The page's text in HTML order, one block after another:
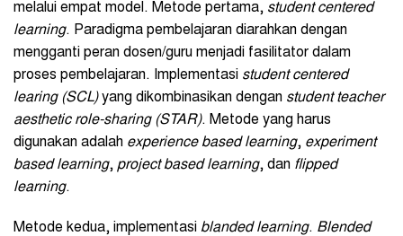
melalui empat model. Metode pertama, studentcentered
learning. Paradigma pembelajaran diarahkan dengan
mengganti peran dosen/guru menjadi fasilitator dalam
proses pembelajaran. Implementasi student centered
learing (SCL)yang dikombinasikan dengan student teacher
aesthetic role-sharing (STAR). Metode yang harus
digunakan adalah experience based learning, experiment
based learning, project based learning, dan flipped
learning.
Metode kedua, implementasi blandedlearning. Blended